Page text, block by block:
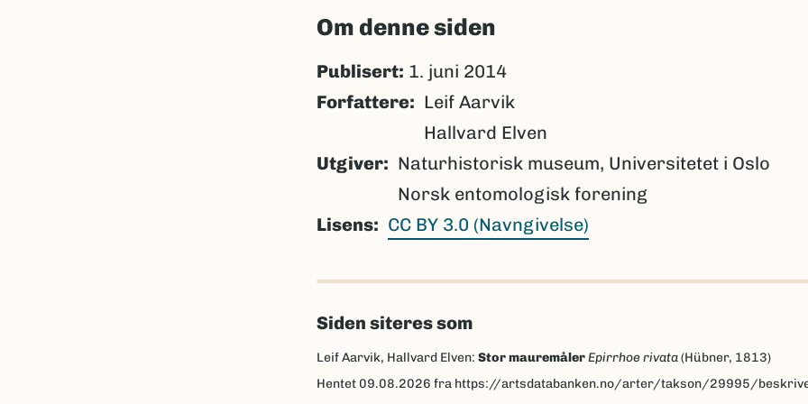
Om denne siden
Publisert: 1. juni 2014
Forfattere
Leif Aarvik
Hallvard Elven
Utgiver
Naturhistorisk museum, Universitetet i Oslo
Norsk entomologisk forening
Lisens
CC BY 3.0 (Navngivelse)
Siden siteres som
Leif Aarvik, Hallvard Elven: Stor mauremålerEpirrhoe rivata(Hübner, 1813)
Hentet 09.08.2026 fra https://artsdatabanken.no/arter/takson/29995/